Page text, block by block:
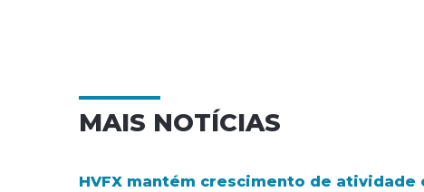
MAIS NOTÍCIAS
HVFX mantém crescimento de atividade